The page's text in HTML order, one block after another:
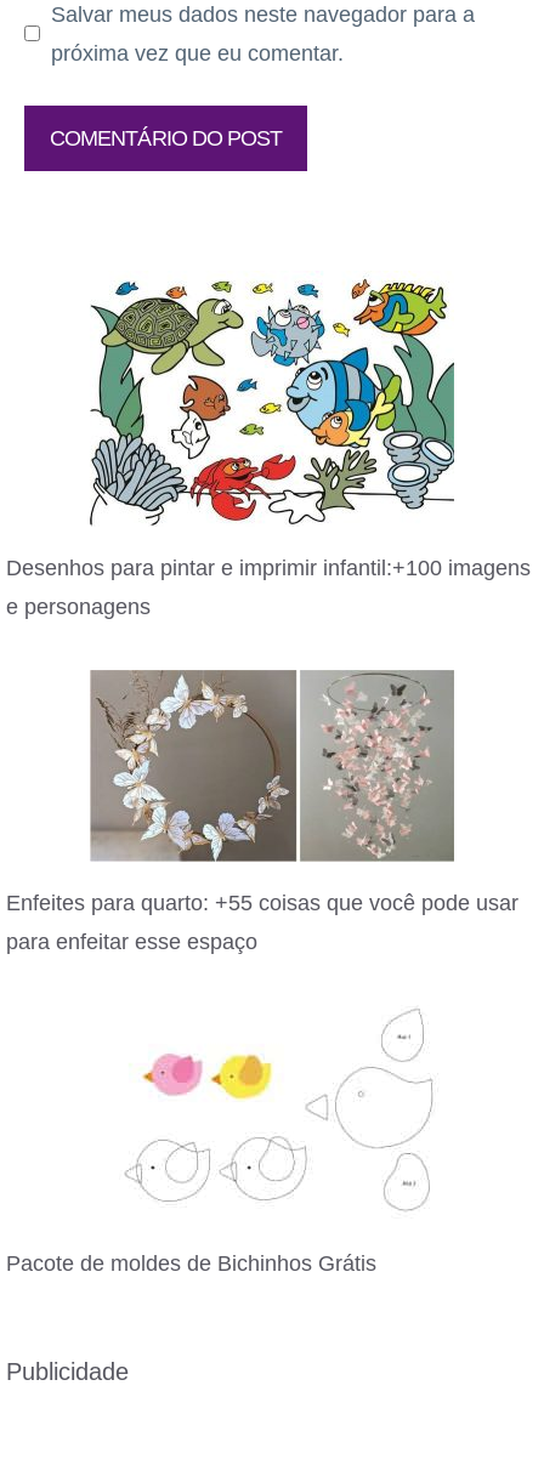
Salvar meus dados neste navegador para a
próxima vez que eu comentar.
Desenhos para pintar e imprimir infantil:+100 imagens
e personagens
Enfeites para quarto: +55 coisas que você pode usar
para enfeitar esse espaço
Pacote de moldes de Bichinhos Grátis
Publicidade